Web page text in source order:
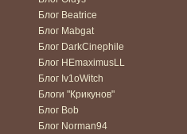
Блог Beatrice
Блог Mabgat
Блог DarkCinephile
Блог HEmaximusLL
Блог Iv1oWitch
Блоги "Крикунов"
Блог Bob
Блог Norman94